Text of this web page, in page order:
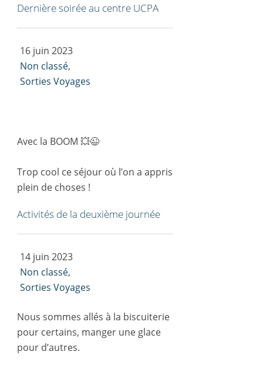
Dernière soirée au centre UCPA
16 juin 2023
Non classé,
Sorties Voyages
Avec la BOOM 💥😉
Trop cool ce séjour où l’on a appris
plein de choses !
Activités de la deuxième journée
14 juin 2023
Non classé,
Sorties Voyages
Nous sommes allés à la biscuiterie
pour certains, manger une glace
pour d’autres.